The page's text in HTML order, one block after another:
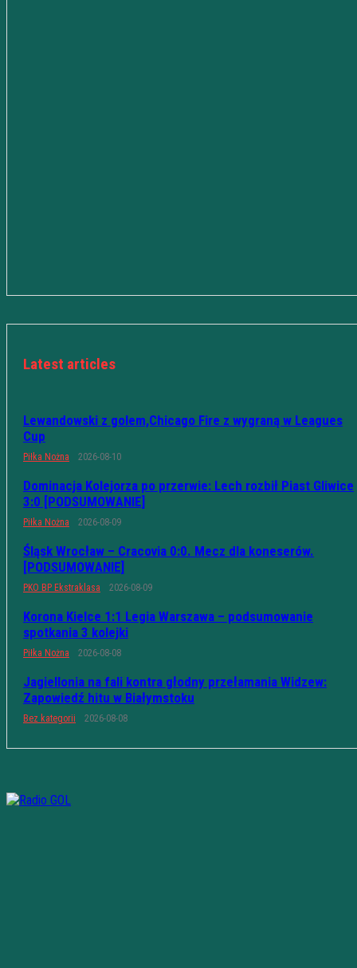
Latest articles
Lewandowski z golem,Chicago Fire z wygraną w Leagues
Cup
Piłka Nożna 2026-08-10
Dominacja Kolejorza po przerwie: Lech rozbił Piast Gliwice
3:0 [PODSUMOWANIE]
Piłka Nożna 2026-08-09
Śląsk Wrocław – Cracovia 0:0. Mecz dla koneserów.
[PODSUMOWANIE]
PKO BP Ekstraklasa 2026-08-09
Korona Kielce 1:1 Legia Warszawa – podsumowanie
spotkania 3 kolejki
Piłka Nożna 2026-08-08
Jagiellonia na fali kontra głodny przełamania Widzew:
Zapowiedź hitu w Białymstoku
Bez kategorii 2026-08-08